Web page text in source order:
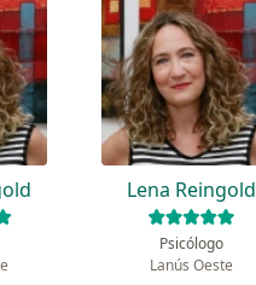
Lena Reingold
Psicólogo
Lanús Oeste